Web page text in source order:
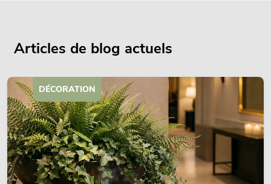
Articles de blog actuels
DÉCORATION